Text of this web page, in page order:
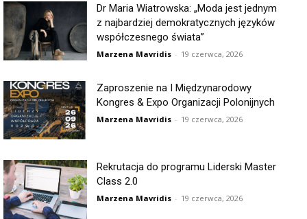
Dr Maria Wiatrowska: „Moda jest jednym
z najbardziej demokratycznych języków
współczesnego świata”
Marzena Mavridis - 19 czerwca, 2026
Zaproszenie na I Międzynarodowy
Kongres & Expo Organizacji Polonijnych
Marzena Mavridis - 19 czerwca, 2026
Rekrutacja do programu Liderski Master
Class 2.0
Marzena Mavridis - 19 czerwca, 2026